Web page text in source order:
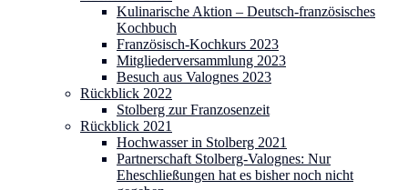
Kulinarische Aktion – Deutsch-französisches
Kochbuch
Französisch-Kochkurs 2023
Mitgliederversammlung 2023
Besuch aus Valognes 2023
Rückblick 2022
Stolberg zur Franzosenzeit
Rückblick 2021
Hochwasser in Stolberg 2021
Partnerschaft Stolberg-Valognes: Nur
Eheschließungen hat es bisher noch nicht